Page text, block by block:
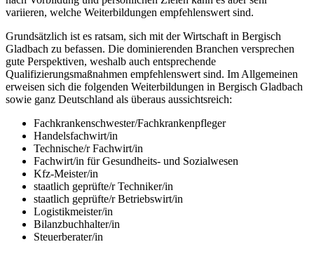
variieren, welche Weiterbildungen empfehlenswert sind.
Grundsätzlich ist es ratsam, sich mit der Wirtschaft in Bergisch
Gladbach zu befassen. Die dominierenden Branchen versprechen
gute Perspektiven, weshalb auch entsprechende
Qualifizierungsmaßnahmen empfehlenswert sind. Im Allgemeinen
erweisen sich die folgenden Weiterbildungen in Bergisch Gladbach
sowie ganz Deutschland als überaus aussichtsreich:
Fachkrankenschwester/Fachkrankenpfleger
Handelsfachwirt/in
Technische/r Fachwirt/in
Fachwirt/in für Gesundheits- und Sozialwesen
Kfz-Meister/in
staatlich geprüfte/r Techniker/in
staatlich geprüfte/r Betriebswirt/in
Logistikmeister/in
Bilanzbuchhalter/in
Steuerberater/in